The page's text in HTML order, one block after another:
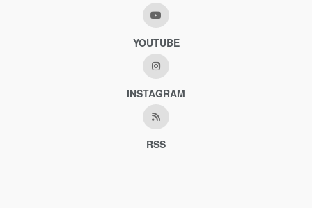
YOUTUBE
INSTAGRAM
RSS